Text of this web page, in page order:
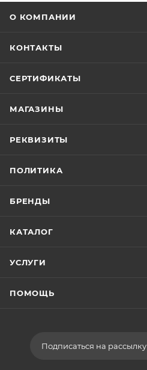
О КОМПАНИИ
КОНТАКТЫ
СЕРТИФИКАТЫ
МАГАЗИНЫ
РЕКВИЗИТЫ
ПОЛИТИКА
БРЕНДЫ
КАТАЛОГ
УСЛУГИ
ПОМОЩЬ
Подписаться на рассылку